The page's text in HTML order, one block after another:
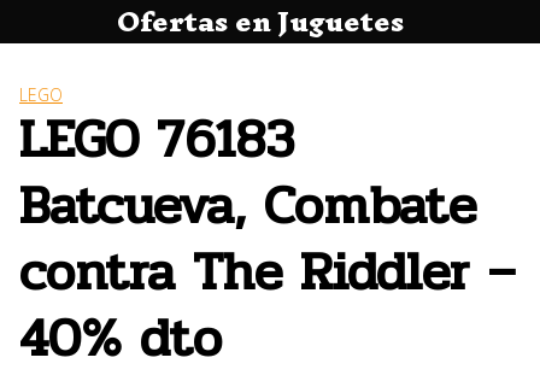
al
Ofertas en Juguetes
LEGO
LEGO 76183
Batcueva, Combate
contra The Riddler –
40% dto